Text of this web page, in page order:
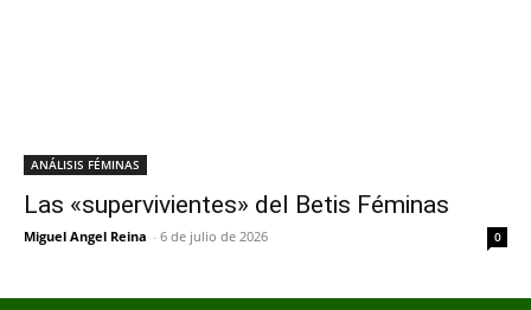
ANÁLISIS FÉMINAS
Las «supervivientes» del Betis Féminas
Miguel Angel Reina - 6 de julio de 2026 0